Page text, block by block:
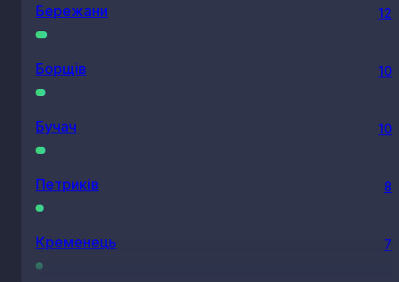
Бережани 12
Борщів 10
Бучач 10
Петриків 8
Кременець 7